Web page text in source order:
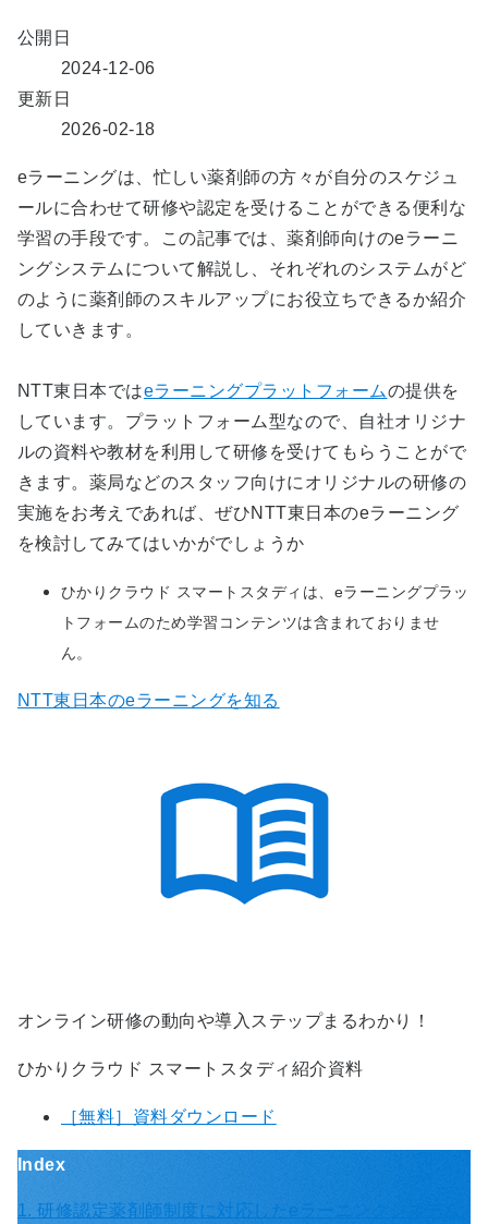
公開日
2024-12-06
更新日
2026-02-18
eラーニングは、忙しい薬剤師の方々が自分のスケジュ
ールに合わせて研修や認定を受けることができる便利な
学習の手段です。この記事では、薬剤師向けのeラーニ
ングシステムについて解説し、それぞれのシステムがど
のように薬剤師のスキルアップにお役立ちできるか紹介
していきます。
NTT東日本ではeラーニングプラットフォームの提供を
しています。プラットフォーム型なので、自社オリジナ
ルの資料や教材を利用して研修を受けてもらうことがで
きます。 薬局などのスタッフ向けにオリジナルの研修の
実施をお考えであれば、ぜひNTT東日本のeラーニング
を検討してみてはいかがでしょうか
ひかりクラウド スマートスタディは、eラーニングプラッ
トフォームのため学習コンテンツは含まれておりませ
ん。
NTT東日本のeラーニングを知る
オンライン研修の動向や導入ステップまるわかり！
ひかりクラウド スマートスタディ紹介資料
［無料］資料ダウンロード
Index
1. 研修認定薬剤師制度に対応したeラーニングシステム